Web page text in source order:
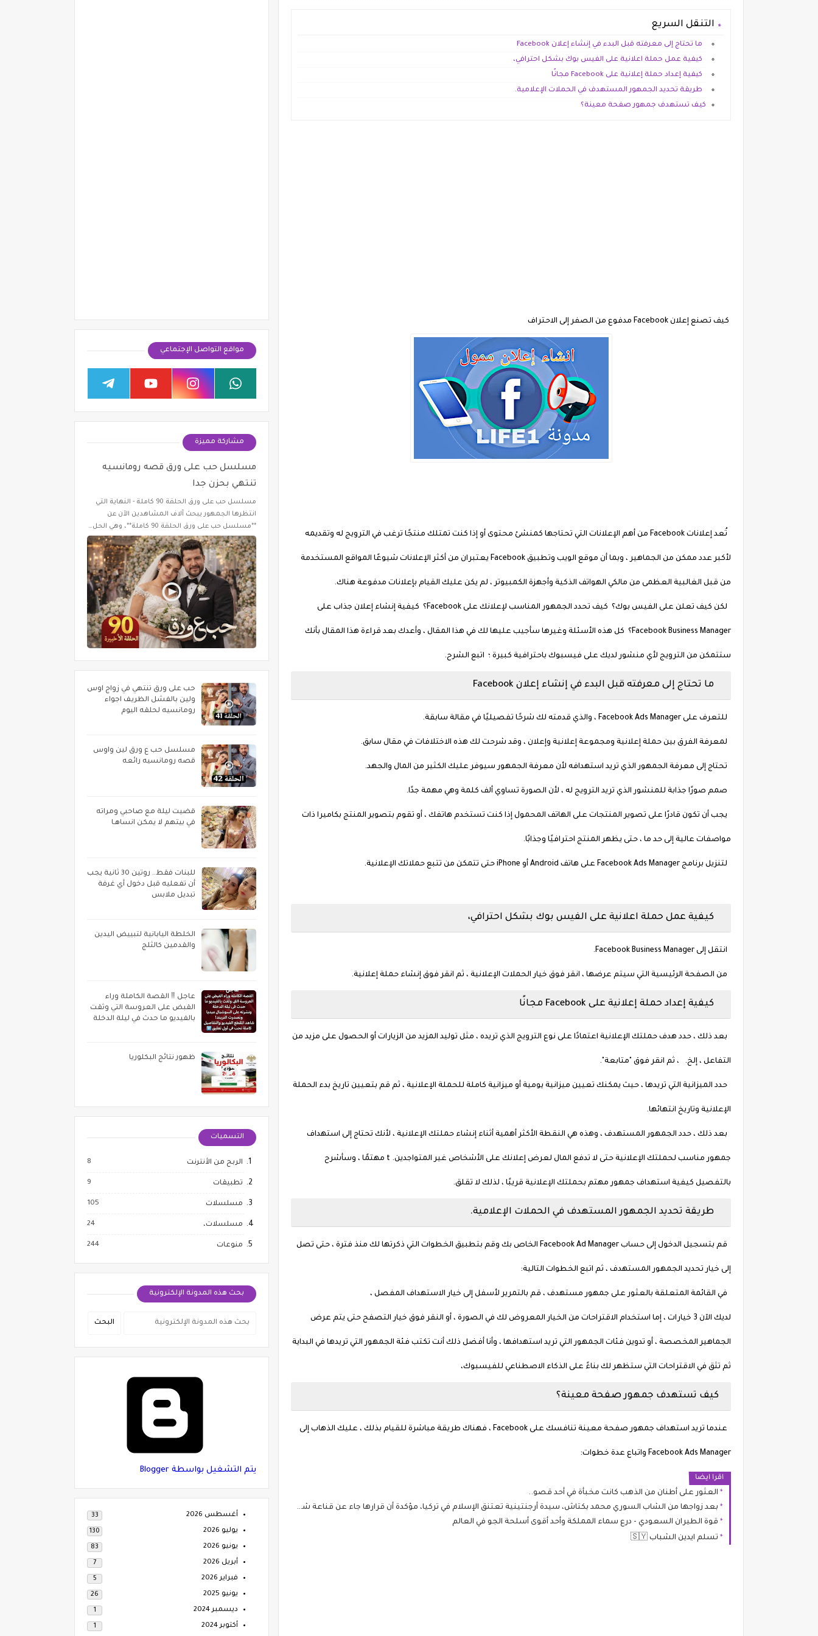
التنقل السريع
ما تحتاج إلى معرفته قبل البدء في إنشاء إعلان Facebook
كيفية عمل حملة اعلانية على الفيس بوك بشكل احترافي،
كيفية إعداد حملة إعلانية على Facebook مجانًا
طريقة تحديد الجمهور المستهدف في الحملات الإعلامية.
كيف تستهدف جمهور صفحة معينة؟
كيف تصنع إعلان Facebook مدفوع من الصفر إلى الاحتراف
تُعد إعلانات Facebook من أهم الإعلانات التي تحتاجها كمنشئ محتوى أو إذا كنت تمتلك منتجًا ترغب في الترويج له وتقديمه
لأكبر عدد ممكن من الجماهير ، وبما أن موقع الويب وتطبيق Facebook يعتبران من أكثر الإعلانات شيوعًا المواقع المستخدمة
من قبل الغالبية العظمى من مالكي الهواتف الذكية وأجهزة الكمبيوتر ، لم يكن عليك القيام بإعلانات مدفوعة هناك.
لكن كيف تعلن على الفيس بوك؟ كيف تحدد الجمهور المناسب لإعلانك على Facebook؟ كيفية إنشاء إعلان جذاب على
Facebook Business Manager؟ كل هذه الأسئلة وغيرها سأجيب عليها لك في هذا المقال ، وأعدك بعد قراءة هذا المقال بأنك
ستتمكن من الترويج لأي منشور لديك على فيسبوك باحترافية كبيرة ؛ اتبع الشرح.
ما تحتاج إلى معرفته قبل البدء في إنشاء إعلان Facebook
للتعرف على Facebook Ads Manager ، والذي قدمته لك شرحًا تفصيليًا في مقالة سابقة.
لمعرفة الفرق بين حملة إعلانية ومجموعة إعلانية وإعلان ، وقد شرحت لك هذه الاختلافات في مقال سابق.
تحتاج إلى معرفة الجمهور الذي تريد استهدافه لأن معرفة الجمهور سيوفر عليك الكثير من المال والجهد.
صمم صورًا جذابة للمنشور الذي تريد الترويج له ، لأن الصورة تساوي ألف كلمة وهي مهمة جدًا.
يجب أن تكون قادرًا على تصوير المنتجات على الهاتف المحمول إذا كنت تستخدم هاتفك ، أو تقوم بتصوير المنتج بكاميرا ذات
مواصفات عالية إلى حد ما ، حتى يظهر المنتج احترافيًا وجذابًا.
لتنزيل برنامج Facebook Ads Manager على هاتف Android أو iPhone حتى تتمكن من تتبع حملاتك الإعلانية.
كيفية عمل حملة اعلانية على الفيس بوك بشكل احترافي،
انتقل إلى Facebook Business Manager.
من الصفحة الرئيسية التي سيتم عرضها ، انقر فوق خيار الحملات الإعلانية ، ثم انقر فوق إنشاء حملة إعلانية.
كيفية إعداد حملة إعلانية على Facebook مجانًا
بعد ذلك ، حدد هدف حملتك الإعلانية اعتمادًا على نوع الترويج الذي تريده ، مثل توليد المزيد من الزيارات أو الحصول على مزيد من
التفاعل ، إلخ. ، ثم انقر فوق "متابعة".
حدد الميزانية التي تريدها ، حيث يمكنك تعيين ميزانية يومية أو ميزانية كاملة للحملة الإعلانية ، ثم قم بتعيين تاريخ بدء الحملة
الإعلانية وتاريخ انتهائها.
بعد ذلك ، حدد الجمهور المستهدف ، وهذه هي النقطة الأكثر أهمية أثناء إنشاء حملتك الإعلانية ، لأنك تحتاج إلى استهداف
جمهور مناسب لحملتك الإعلانية حتى لا تدفع المال لعرض إعلانك على الأشخاص غير المتواجدين. t مهتمًا ، وسأشرح
بالتفصيل كيفية استهداف جمهور مهتم بحملتك الإعلانية قريبًا ، لذلك لا تقلق.
طريقة تحديد الجمهور المستهدف في الحملات الإعلامية.
قم بتسجيل الدخول إلى حساب Facebook Ad Manager الخاص بك وقم بتطبيق الخطوات التي ذكرتها لك منذ فترة ، حتى تصل
إلى خيار تحديد الجمهور المستهدف ، ثم اتبع الخطوات التالية:
في القائمة المتعلقة بالعثور على جمهور مستهدف ، قم بالتمرير لأسفل إلى خيار الاستهداف المفصل ،
لديك الآن 3 خيارات ، إما استخدام الاقتراحات من الخيار المعروض لك في الصورة ، أو النقر فوق خيار التصفح حتى يتم عرض
الجماهير المخصصة ، أو تدوين فئات الجمهور التي تريد استهدافها ، وأنا أفضل ذلك أنت تكتب فئة الجمهور التي تريدها في البداية
ثم تثق في الاقتراحات التي ستظهر لك بناءً على الذكاء الاصطناعي للفيسبوك،
كيف تستهدف جمهور صفحة معينة؟
عندما تريد استهداف جمهور صفحة معينة تنافسك على Facebook ، فهناك طريقة مباشرة للقيام بذلك ، عليك الذهاب إلى
Facebook Ads Manager واتباع عدة خطوات:
اقرا ايضا
العثور على أطنان من الذهب كانت مخبأة في أحد قصو..
بعد زواجها من الشاب السوري محمد بكتاش، سيدة أرجنتينية تعتنق الإسلام في تركيا، مؤكدة أن قرارها جاء عن قناعة شخصية تامة ودون أي ضغط أو إكراه من زوجها
قوة الطيران السعودي - درع سماء المملكة وأحد أقوى أسلحة الجو في العالم
تسلم ايدين الشباب 🇸🇾
مواقع التواصل الإجتماعي
مشاركة مميزة
مسلسل حب على ورق قصه رومانسيه
تنتهي بحزن جدا
مسلسل حب على ورق الحلقة 90 كاملة - النهاية التي
انتظرها الجمهور يبحث آلاف المشاهدين الآن عن
**مسلسل حب على ورق الحلقة 90 كاملة**، وهي الحل…
حب على ورق تنتهي في زواج اوس
ولين بالفشل الظريف اجواء
رومانسيه لحلقه اليوم
مسلسل حب ع ورق لين واوس
قصه رومانسيه رائعه
قضيت ليلة مع صاحبي ومراته
في بيتهم لا يمكن انساهـا
للبنات فقط.. روتين 30 ثانية يجب
أن تفعليه قبل دخول أي غرفة
تبديل ملابس
الخلطة اليابانية لتبييض اليدين
والقدمين كالثلج
عاجل ‼️ القصة الكاملة وراء
القبض على العروسة التي وثقت
بالفيديو ما حدث في ليلة الدخلة
ظهور نتائج البكلوريا
التسميات
الربح من الأنترنت 8
تطبيقات 9
مسلسلات 105
مسلسلات، 24
منوعات 244
بحث هذه المدونة الإلكترونية
‏يتم التشغيل بواسطة Blogger
أغسطس 2026 33
يوليو 2026 130
يونيو 2026 83
أبريل 2026 7
فبراير 2026 5
يونيو 2025 26
ديسمبر 2024 1
أكتوبر 2024 1